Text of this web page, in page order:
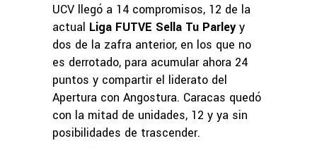
UCV llegó a 14 compromisos, 12 de la
actual Liga FUTVE Sella Tu Parley y
dos de la zafra anterior, en los que no
es derrotado, para acumular ahora 24
puntos y compartir el liderato del
Apertura con Angostura. Caracas quedó
con la mitad de unidades, 12 y ya sin
posibilidades de trascender.